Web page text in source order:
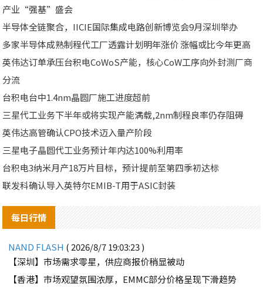
产业“强基”盛会
半导体全链聚合，IICIE国际集成电路创新博览会9月深圳举办
多家半导体成熟制程代工厂透露计划明年涨价 涨幅或比今年更高
英伟达订单承压台积电CoWoS产能，核心CoW工序向外封测厂商
分流
台积电台中1.4nm晶圆厂施工进度超前
三星代工业务下半年或将实现产能满载,2nm制程良率仍存阻碍
英伟达高管确认CPO技术迈入量产阶段
三星电子晶圆代工业务预计年内达100%利用率
台积电3纳米月产18万片目标，预计提前至第四季初达标
联发科确认导入英特尔EMIB-T用于ASIC封装
每日行情
NAND FLASH ( 2026/8/7 19:03:23 )
【深圳】市场需求零星，供应商报价稍显被动
【香港】市场观望氛围浓厚，EMMC部分价格呈现下滑趋势